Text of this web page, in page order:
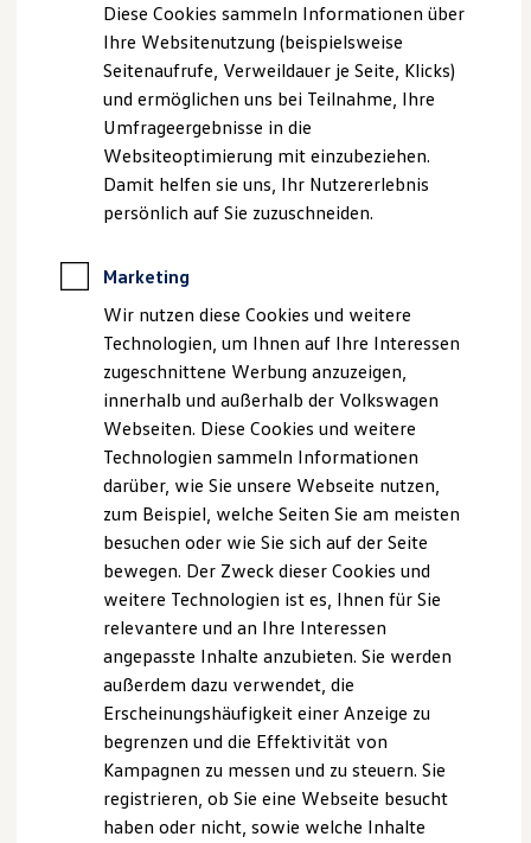
Behörden
Direktkunden
Sonderfahrzeuge
Anpfiff zum Gewinn
Elektromobilität
Elektroautos
ID. Tutorials
Elektrofahrzeugkonzepte
ID. EVERY1
Reichweite
Rekuperation
Laden unterwegs
Laden Zuhause
Ladestationen finden
Ladezeitensimulator
Batterie
Sicherheit
Nachhaltigkeit
Technologie
Kosten und Kauf
Verbrauchskosten
Kaufoptionen
E-Auto-Förderung
Software und Konnektivität
Die ID. Software 6
ID. Software Versionen und Updates
Digitale Extras
Schnittstellen zu Ihrem ID.
Marke und Erlebnis
Volkswagen R und R Experience
R-Modelle
R Experience
Driving Experience
Volkswagen entdecken
Der smarte Weg zum
Servicetermin
Egal ob Reparatur, Wartung oder der nächste Ölwechsel: Mit
der In-Car App Fahrzeugservice behalten Sie den Überblick
über den Status Ihres Volkswagen. Dank intelligenter
Sensorik, die den Fahrzeugzustand kontinuierlich analysiert,
Volkswagennun selbst erkennen, wann er zum
muss und Ihnen dafür automatisch eine Erinnerung
schicken. So können Sie mit Ihrem VolkswagenPartner
direkt einen Termin vereinbaren. Auf Wunsch können die
Fahrzeugdaten auch automatisch an Ihren präferierten
VolkswagenPartner übermittelt werden, der sich im
Bedarfsfall mit Ihnen in Verbindung setzt.
App downloaden
Um die Funktionen der In-Car App nutzen zu können,
brauchen Sie sich nur mit Ihrer VolkswagenID im
Diese Cookies sammeln Informationen über
Ihre Websitenutzung (beispielsweise
Seitenaufrufe, Verweildauer je Seite, Klicks)
und ermöglichen uns bei Teilnahme, Ihre
Umfrageergebnisse in die
Websiteoptimierung mit einzubeziehen.
Damit helfen sie uns, Ihr Nutzererlebnis
persönlich auf Sie zuzuschneiden.
Marketing
Wir nutzen diese Cookies und weitere
Technologien, um Ihnen auf Ihre Interessen
zugeschnittene Werbung anzuzeigen,
innerhalb und außerhalb der Volkswagen
Webseiten. Diese Cookies und weitere
Technologien sammeln Informationen
darüber, wie Sie unsere Webseite nutzen,
zum Beispiel, welche Seiten Sie am meisten
besuchen oder wie Sie sich auf der Seite
bewegen. Der Zweck dieser Cookies und
weitere Technologien ist es, Ihnen für Sie
relevantere und an Ihre Interessen
angepasste Inhalte anzubieten. Sie werden
außerdem dazu verwendet, die
Erscheinungshäufigkeit einer Anzeige zu
begrenzen und die Effektivität von
Kampagnen zu messen und zu steuern. Sie
registrieren, ob Sie eine Webseite besucht
haben oder nicht, sowie welche Inhalte